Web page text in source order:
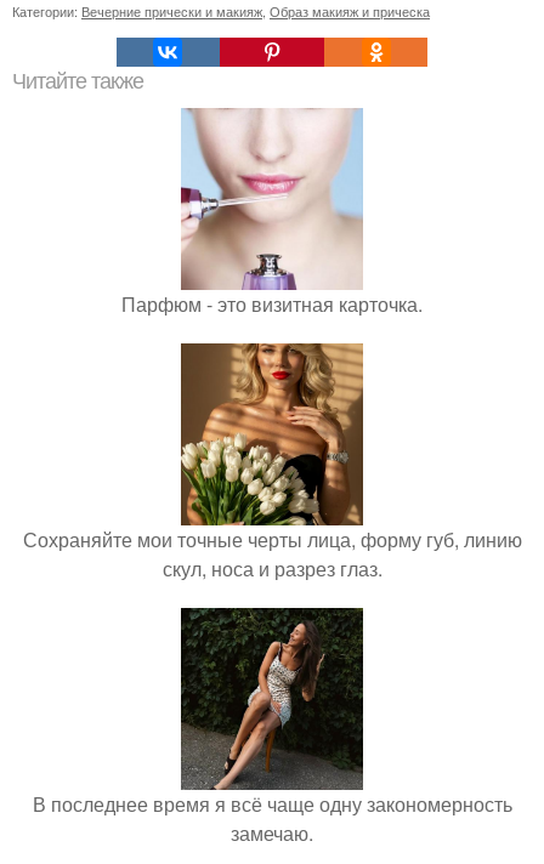
Категории: Вечерние прически и макияж, Образ макияж и прическа
Читайте также
Парфюм - это визитная карточка.
Сохраняйте мои точные черты лица, форму губ, линию
скул, носа и разрез глаз.
В последнее время я всё чаще одну закономерность
замечаю.